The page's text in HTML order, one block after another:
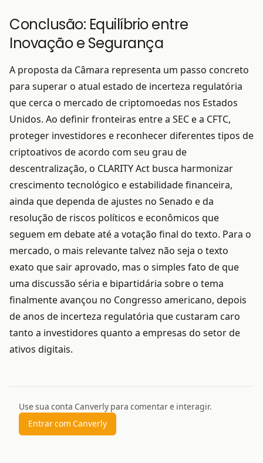
Conclusão: Equilíbrio entre
Inovação e Segurança
A proposta da Câmara representa um passo concreto
para superar o atual estado de incerteza regulatória
que cerca o mercado de criptomoedas nos Estados
Unidos. Ao definir fronteiras entre a SEC e a CFTC,
proteger investidores e reconhecer diferentes tipos de
criptoativos de acordo com seu grau de
descentralização, o CLARITY Act busca harmonizar
crescimento tecnológico e estabilidade financeira,
ainda que dependa de ajustes no Senado e da
resolução de riscos políticos e econômicos que
seguem em debate até a votação final do texto. Para o
mercado, o mais relevante talvez não seja o texto
exato que sair aprovado, mas o simples fato de que
uma discussão séria e bipartidária sobre o tema
finalmente avançou no Congresso americano, depois
de anos de incerteza regulatória que custaram caro
tanto a investidores quanto a empresas do setor de
ativos digitais.
Use sua conta Canverly para comentar e interagir.
Entrar com Canverly